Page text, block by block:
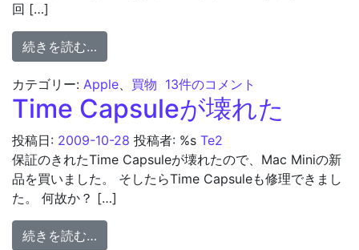
回 […]
続きを読む…
カテゴリー: Apple、 買物 Magic Mouseを買った への
13件のコメント
Time Capsuleが壊れた
投稿日: 2009-10-28 投稿者: %s Te2
保証のきれたTime Capsuleが壊れたので、Mac Miniの新
品を買いました。 そしたらTime Capsuleも修理できまし
た。 何故か？ […]
続きを読む…